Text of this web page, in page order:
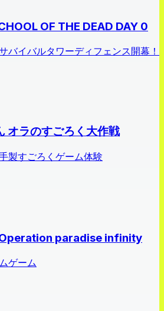
OF THE DEAD DAY 0
バイバルタワーディフェンス開幕！
オラのすごろく大作戦
製すごろくゲーム体験
paradise infinity
ゲーム